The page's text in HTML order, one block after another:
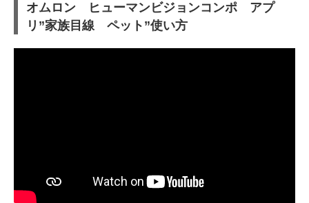
オムロン ヒューマンビジョンコンポ アプ
リ”家族目線 ペット”使い方